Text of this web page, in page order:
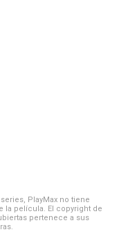
PlayMax no tiene
la película. El copyright de
pertenece a sus